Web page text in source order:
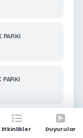
PARKI
PARKI
Etkinlikler Duyurular